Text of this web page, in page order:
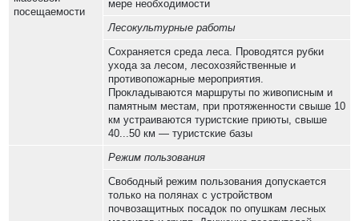
посещаемости
мере необходимости
Лесокультурные работы
Сохраняется среда леса. Проводятся рубки
ухода за лесом, лесохозяйственные и
противопожарные мероприятия.
Прокладываются маршруты по живописным и
памятным местам, при протяженности свыше 10
км устраиваются туристские приюты, свыше
40...50 км — туристские базы
Режим пользования
Свободный режим пользования допускается
только на полянах с устройством
почвозащитных посадок по опушкам лесных